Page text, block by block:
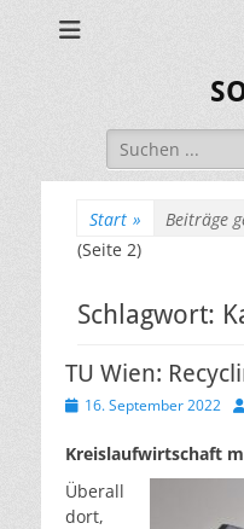
Suchen
nach:
Start » Beiträge
(Seite 2)
Schlagwort:
TU Wien:
Veröffentlicht
16. September 2022
Kreislaufwirtschaft
Überall
dort,